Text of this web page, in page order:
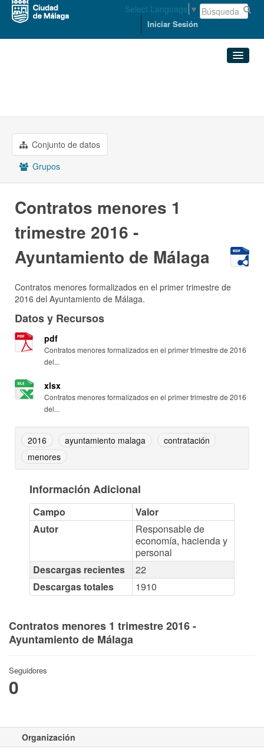
Select Language ▼
Iniciar Sesión
Grupos
Acerca de
Conjunto de datos
Grupos
Contratos menores 1
trimestre 2016 -
Ayuntamiento de Málaga
Contratos menores formalizados en el primer trimestre de
2016 del Ayuntamiento de Málaga.
Datos y Recursos
pdf
Contratos menores formalizados en el primer trimestre de 2016
del...
xlsx
Contratos menores formalizados en el primer trimestre de 2016
del...
2016 ayuntamiento malaga
contratación
menores
Información Adicional
Campo
Valor
Autor
Responsable de
economía, hacienda y
personal
Descargas recientes
22
Descargas totales
1910
Contratos menores 1 trimestre 2016 -
Ayuntamiento de Málaga
Seguidores
0
Organización